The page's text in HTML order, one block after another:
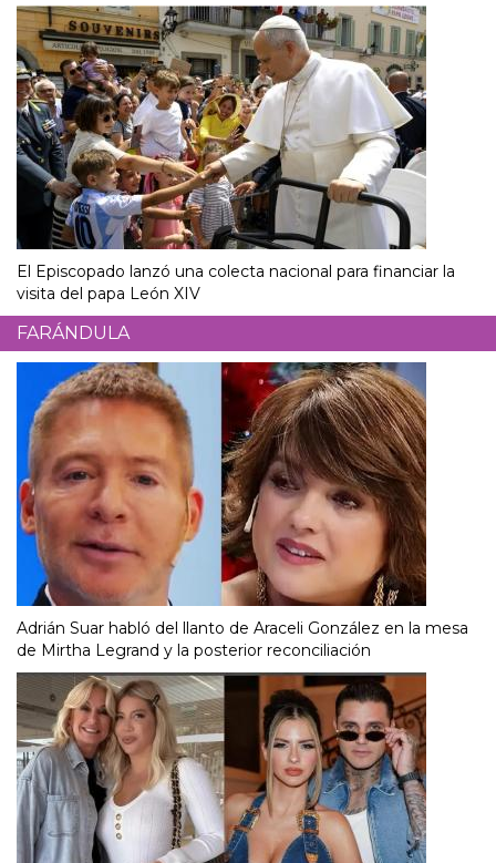
El Episcopado lanzó una colecta nacional para financiar la
visita del papa León XIV
FARÁNDULA
Adrián Suar habló del llanto de Araceli González en la mesa
de Mirtha Legrand y la posterior reconciliación